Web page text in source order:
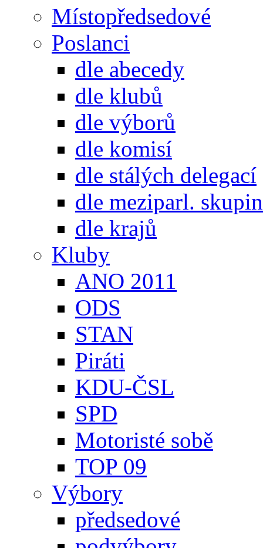
Místopředsedové
Poslanci
dle abecedy
dle klubů
dle výborů
dle komisí
dle stálých delegací
dle meziparl. skupin
dle krajů
Kluby
ANO 2011
ODS
STAN
Piráti
KDU-ČSL
SPD
Motoristé sobě
TOP 09
Výbory
předsedové